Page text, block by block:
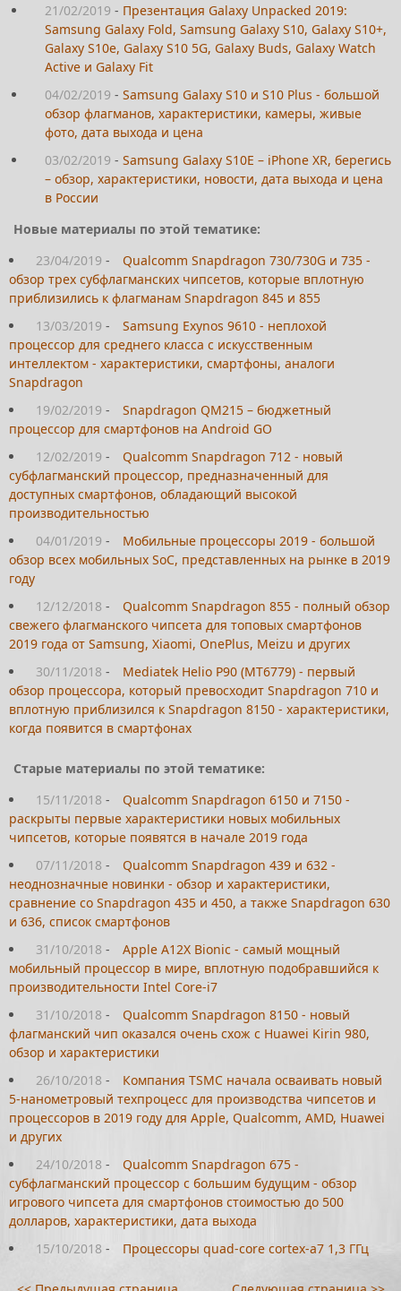
21/02/2019 - Презентация Galaxy Unpacked 2019:
Samsung Galaxy Fold, Samsung Galaxy S10, Galaxy S10+,
Galaxy S10e, Galaxy S10 5G, Galaxy Buds, Galaxy Watch
Active и Galaxy Fit
04/02/2019 - Samsung Galaxy S10 и S10 Plus - большой
обзор флагманов, характеристики, камеры, живые
фото, дата выхода и цена
03/02/2019 - Samsung Galaxy S10E – iPhone XR, берегись
– обзор, характеристики, новости, дата выхода и цена
в России
Новые материалы по этой тематике:
23/04/2019 -
Qualcomm Snapdragon 730/730G и 735 -
обзор трех субфлагманских чипсетов, которые вплотную
приблизились к флагманам Snapdragon 845 и 855
13/03/2019 -
Samsung Exynos 9610 - неплохой
процессор для среднего класса с искусственным
интеллектом - характеристики, смартфоны, аналоги
Snapdragon
19/02/2019 -
Snapdragon QM215 – бюджетный
процессор для смартфонов на Android GO
12/02/2019 -
Qualcomm Snapdragon 712 - новый
субфлагманский процессор, предназначенный для
доступных смартфонов, обладающий высокой
производительностью
04/01/2019 -
Мобильные процессоры 2019 - большой
обзор всех мобильных SoC, представленных на рынке в 2019
году
12/12/2018 -
Qualcomm Snapdragon 855 - полный обзор
свежего флагманского чипсета для топовых смартфонов
2019 года от Samsung, Xiaomi, OnePlus, Meizu и других
30/11/2018 -
Mediatek Helio P90 (MT6779) - первый
обзор процессора, который превосходит Snapdragon 710 и
вплотную приблизился к Snapdragon 8150 - характеристики,
когда появится в смартфонах
Старые материалы по этой тематике:
15/11/2018 -
Qualcomm Snapdragon 6150 и 7150 -
раскрыты первые характеристики новых мобильных
чипсетов, которые появятся в начале 2019 года
07/11/2018 -
Qualcomm Snapdragon 439 и 632 -
неоднозначные новинки - обзор и характеристики,
сравнение со Snapdragon 435 и 450, а также Snapdragon 630
и 636, список смартфонов
31/10/2018 -
Apple A12X Bionic - самый мощный
мобильный процессор в мире, вплотную подобравшийся к
производительности Intel Core-i7
31/10/2018 -
Qualcomm Snapdragon 8150 - новый
флагманский чип оказался очень схож с Huawei Kirin 980,
обзор и характеристики
26/10/2018 -
Компания TSMC начала осваивать новый
5-нанометровый техпроцесс для производства чипсетов и
процессоров в 2019 году для Apple, Qualcomm, AMD, Huawei
и других
24/10/2018 -
Qualcomm Snapdragon 675 -
субфлагманский процессор с большим будущим - обзор
игрового чипсета для смартфонов стоимостью до 500
долларов, характеристики, дата выхода
15/10/2018 - Процессоры quad-core cortex-a7 1,3 ГГц